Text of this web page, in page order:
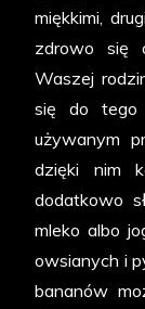
miękkimi,
zdrowo się
Waszej
się do tego
używanym
dzięki nim
dodatkowo
mleko albo
owsianych i
bananów